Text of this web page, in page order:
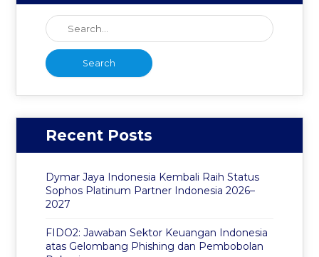
Recent Posts
Dymar Jaya Indonesia Kembali Raih Status
Sophos Platinum Partner Indonesia 2026–
2027
FIDO2: Jawaban Sektor Keuangan Indonesia
atas Gelombang Phishing dan Pembobolan